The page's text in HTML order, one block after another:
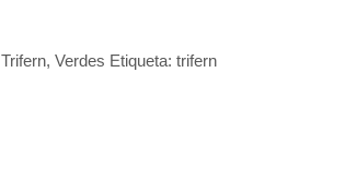
Trifern, Verdes Etiqueta: trifern